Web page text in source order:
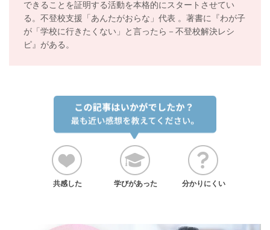
できることを証明する活動を本格的にスタートさせてい
る。不登校支援「あんたがおらな」代表 。著書に『わが子
が「学校に行きたくない」と言ったら－不登校解決レシ
ピ』がある。
共感した 学びがあった 分かりにくい